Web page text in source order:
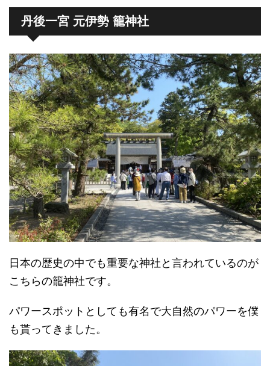
丹後一宮 元伊勢 籠神社
日本の歴史の中でも重要な神社と言われているのが
こちらの籠神社です。
パワースポットとしても有名で大自然のパワーを僕
も貰ってきました。